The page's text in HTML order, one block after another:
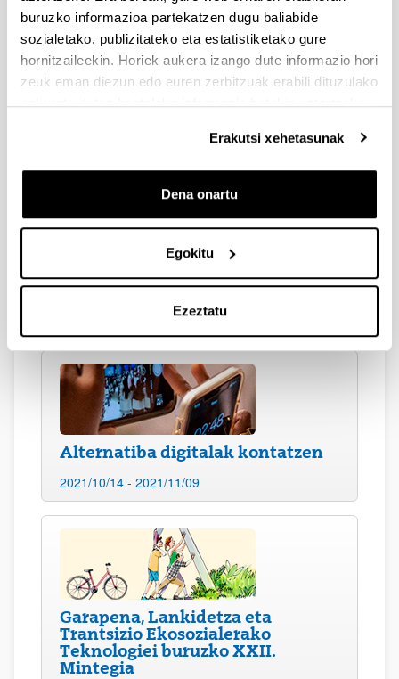
buruzko informazioa partekatzen dugu baliabide
sozialetako, publizitateko eta estatistiketako gure
hornitzaileekin. Horiek aukera izango dute informazio hori
zeuk eman diezun edo euren zerbitzuak erabili dituzulako
eskuratu duten bestelako informazio batekin uztartzeko.
Erakutsi xehetasunak
Dena onartu
Egokitu
Ezeztatu
Garapena, Lankidetza eta
Trantsizio Ekosozialerako
Teknologiei buruzko XXIII.
Mintegia
Educación para los ODS en las
asignaturas (PDI)
2022/05/18 eta 2022/05/25
Alternatiba digitalak kontatzen
2021/10/14 - 2021/11/09
Garapena, Lankidetza eta
Trantsizio Ekosozialerako
Teknologiei buruzko XXII.
Mintegia